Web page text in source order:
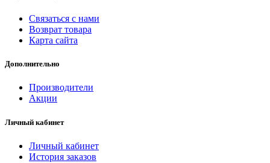
Связаться с нами
Возврат товара
Карта сайта
Дополнительно
Производители
Акции
Личный кабинет
Личный кабинет
История заказов